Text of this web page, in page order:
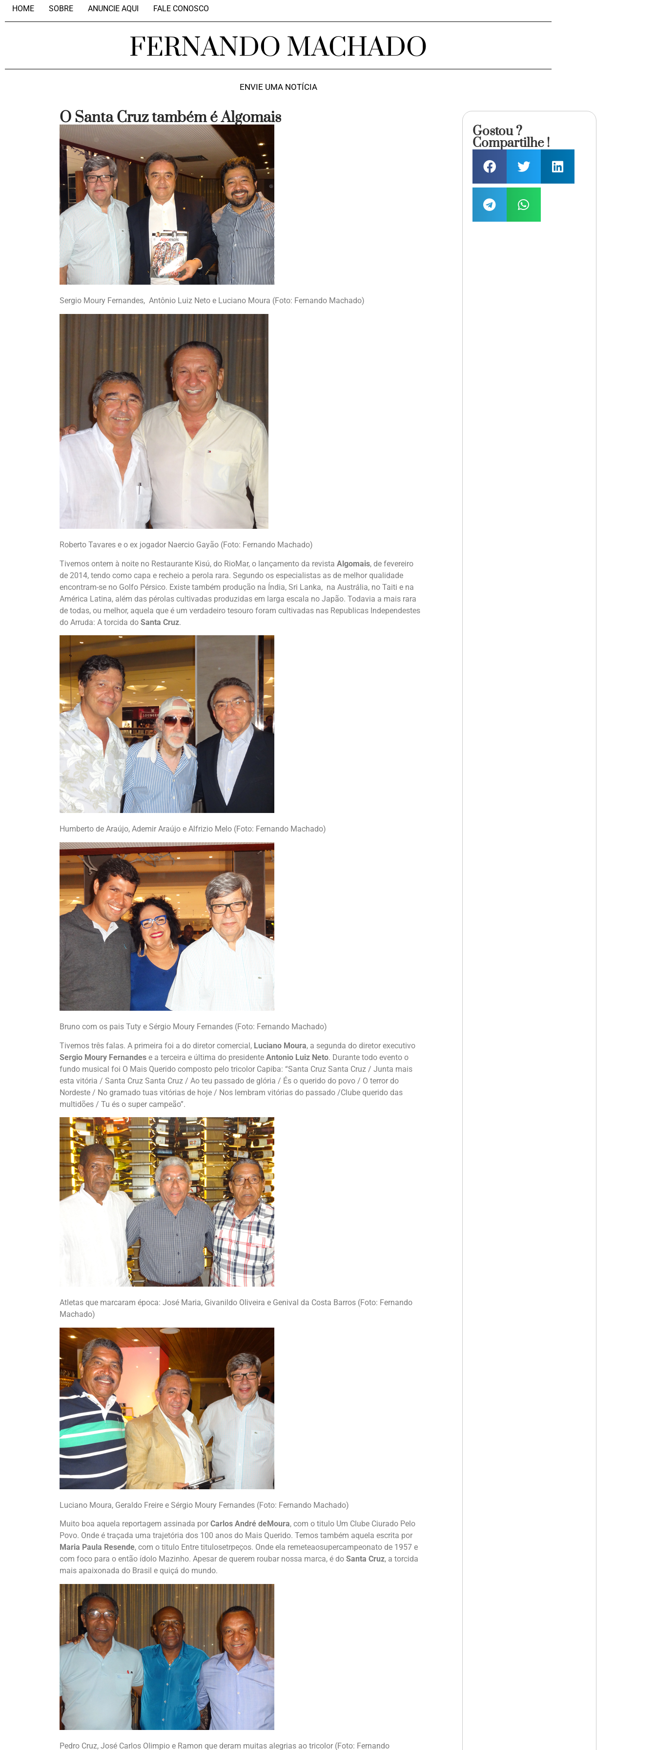
HOME SOBRE ANUNCIE AQUI FALE CONOSCO
FERNANDO MACHADO
ENVIE UMA NOTÍCIA
O Santa Cruz também é Algomais
Sergio Moury Fernandes, Antônio Luiz Neto e Luciano Moura (Foto: Fernando Machado)
Roberto Tavares e o ex jogador Naercio Gayão (Foto: Fernando Machado)
Tivemos ontem à noite no Restaurante Kisú, do RioMar, o lançamento da revista Algomais, de fevereiro
de 2014, tendo como capa e recheio a perola rara. Segundo os especialistas as de melhor qualidade
encontram-se no Golfo Pérsico. Existe também produção na Índia, Sri Lanka, na Austrália, no Taiti e na
América Latina, além das pérolas cultivadas produzidas em larga escala no Japão. Todavia a mais rara
de todas, ou melhor, aquela que é um verdadeiro tesouro foram cultivadas nas Republicas Independestes
do Arruda: A torcida do Santa Cruz.
Humberto de Araújo, Ademir Araújo e Alfrizio Melo (Foto: Fernando Machado)
Bruno com os pais Tuty e Sérgio Moury Fernandes (Foto: Fernando Machado)
Tivemos três falas. A primeira foi a do diretor comercial, Luciano Moura, a segunda do diretor executivo
Sergio Moury Fernandes e a terceira e última do presidente Antonio Luiz Neto. Durante todo evento o
fundo musical foi O Mais Querido composto pelo tricolor Capiba: “Santa Cruz Santa Cruz / Junta mais
esta vitória / Santa Cruz Santa Cruz / Ao teu passado de glória / És o querido do povo / O terror do
Nordeste / No gramado tuas vitórias de hoje / Nos lembram vitórias do passado /Clube querido das
multidões / Tu és o super campeão”.
Atletas que marcaram época: José Maria, Givanildo Oliveira e Genival da Costa Barros (Foto: Fernando
Machado)
Luciano Moura, Geraldo Freire e Sérgio Moury Fernandes (Foto: Fernando Machado)
Muito boa aquela reportagem assinada por Carlos André deMoura, com o titulo Um Clube Ciurado Pelo
Povo. Onde é traçada uma trajetória dos 100 anos do Mais Querido. Temos também aquela escrita por
Maria Paula Resende, com o titulo Entre titulosetrpeços. Onde ela remeteaosupercampeonato de 1957 e
com foco para o então ídolo Mazinho. Apesar de querem roubar nossa marca, é do Santa Cruz, a torcida
mais apaixonada do Brasil e quiçá do mundo.
Pedro Cruz, José Carlos Olimpio e Ramon que deram muitas alegrias ao tricolor (Foto: Fernando
Gostou ?
Compartilhe !